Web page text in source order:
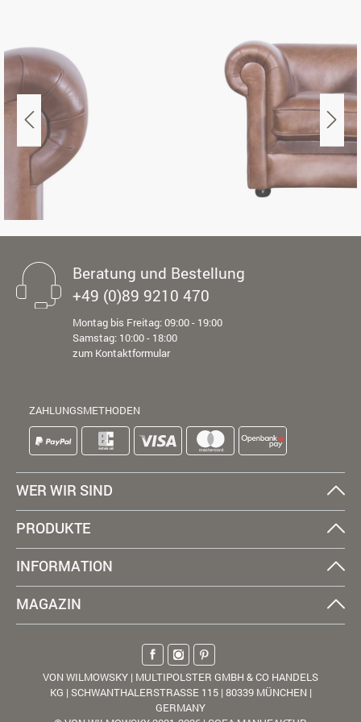
Beratung und Bestellung
+49 (0)89 9210 470
Montag bis Freitag: 09:00 - 19:00
Samstag: 10:00 - 18:00
zum Kontaktformular
ZAHLUNGSMETHODEN
WER WIR SIND
PRODUKTE
INFORMATION
MAGAZIN
VON WILMOWSKY | MULTIPOLSTER GMBH & CO HANDELS
KG | SCHWANTHALERSTRASSE 115 | 80339 MÜNCHEN |
GERMANY